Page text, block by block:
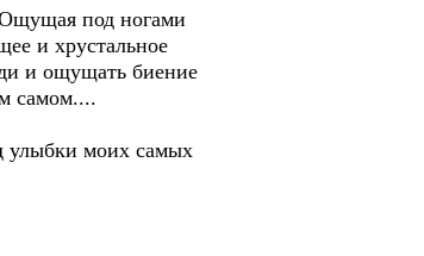
под ногами
и хрустальное
и ощущать биение
самом....
улыбки моих самых